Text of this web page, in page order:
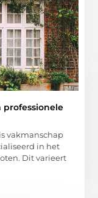
professionele
vakmanschap
in het
Dit varieert